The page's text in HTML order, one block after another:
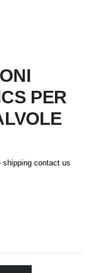
PER
shipping contact us